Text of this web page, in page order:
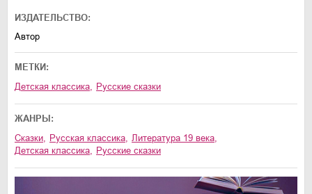
ИЗДАТЕЛЬСТВО:
Автор
МЕТКИ:
Детская классика
Русские сказки
ЖАНРЫ:
сказки
русская классика литература 19 века
детская классика
русские сказки